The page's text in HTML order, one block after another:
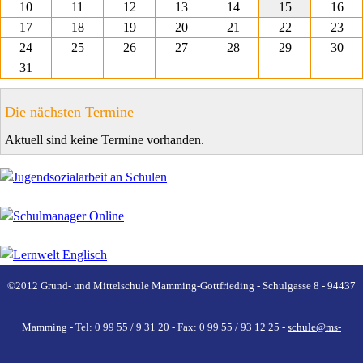
10
11 12 13 14 15
16
17
18 19 20 21 22
23
24
25 26 27 28 29
30
31
Die nächsten Termine
Aktuell sind keine Termine vorhanden.
©2012 Grund- und Mittelschule Mamming-Gottfrieding - Schulgasse 8 - 94437
Mamming - Tel: 0 99 55 / 9 31 20 - Fax: 0 99 55 / 93 12 25 - schule@ms-